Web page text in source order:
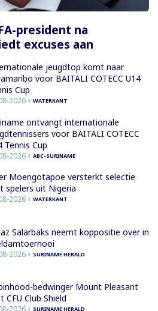
president na
excuses aan
jeugdtop komt naar
voor BAITALI COTECC U14
Cup
2026 WATERKANT
ontvangt internationale
voor BAITALI COTECC
Tennis Cup
2026 ABC-SURINAME
Moengotapoe versterkt selectie
spelers uit Nigeria
2026 WATERKANT
Salarbaks neemt koppositie over in
2026 SURINAME HERALD
bedwinger Mount Pleasant
CFU Club Shield
SURINAME HERALD